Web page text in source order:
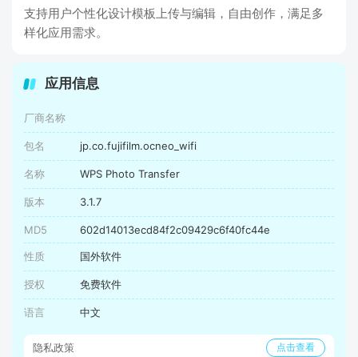
支持用户个性化设计模板上传与编辑，自由创作，满足多
样化应用需求。
应用信息
厂商名称
包名 jp.co.fujifilm.ocneo_wifi
名称 WPS Photo Transfer
版本 3.1.7
MD5 602d14013ecd84f2c09429c6f40fc44e
性质 国外软件
授权 免费软件
语言 中文
隐私政策 点击查看